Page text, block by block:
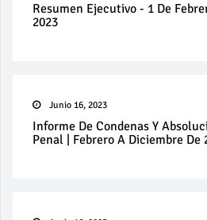
Resumen Ejecutivo - 1 De
2023
Junio 16, 2023
Informe De Condenas Y
Penal | Febrero A Diciembre De